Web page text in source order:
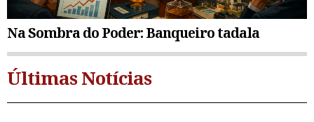
Na Sombra do Poder: Banqueiro tadala
Últimas Notícias